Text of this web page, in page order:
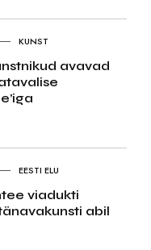
KUNST
avavad
EESTI ELU
viadukti
abil